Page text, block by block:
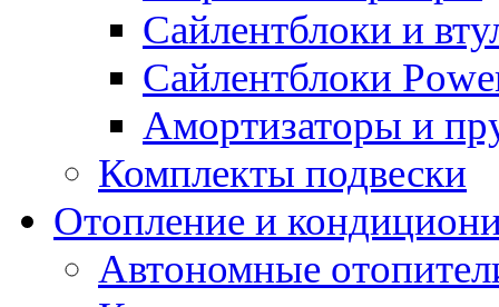
Сайлентблоки и
Сайлентблоки
Амортизаторы и
Комплекты подвески
Отопление и
Автономные